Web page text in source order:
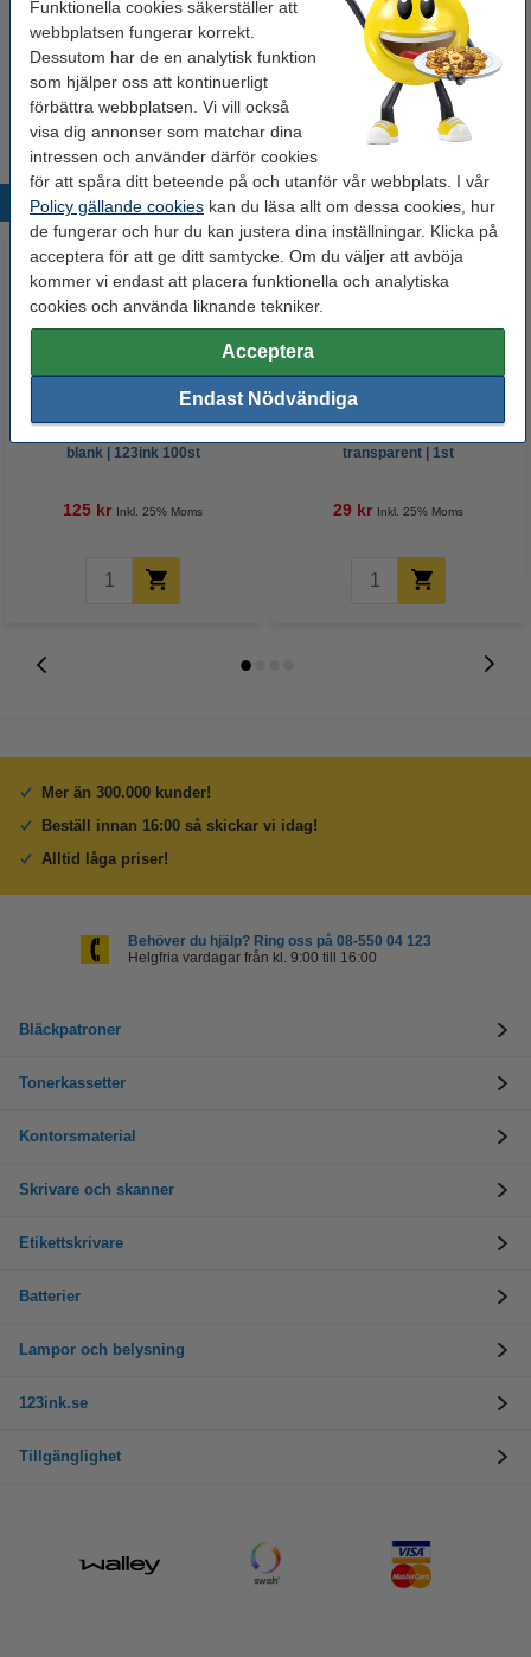
Funktionella cookies säkerställer att
webbplatsen fungerar korrekt.
Dessutom har de en analytisk funktion
som hjälper oss att kontinuerligt
förbättra webbplatsen. Vi vill också
visa dig annonser som matchar dina
intressen och använder därför cookies
för att spåra ditt beteende på och utanför vår webbplats. I vår
Policy gällande cookies kan du läsa allt om dessa cookies, hur
de fungerar och hur du kan justera dina inställningar. Klicka på
acceptera för att ge ditt samtycke. Om du väljer att avböja
kommer vi endast att placera funktionella och analytiska
cookies och använda liknande tekniker.
Acceptera
Endast Nödvändiga
Glöm inte att beställa!
Sax 160mm | 123ink
32 kr
Populära produkter
Lamineringsfickor A4 80 mik. |
blank | 123ink 100st
125 kr Inkl. 25% Moms
Packtejp 50mm x 66m | 123ink |
transparent | 1st
29 kr Inkl. 25% Moms
Mer än 300.000 kunder!
Beställ innan 16:00 så skickar vi idag!
Alltid låga priser!
Behöver du hjälp? Ring oss på 08-550 04 123
Helgfria vardagar från kl. 9:00 till 16:00
Bläckpatroner
Tonerkassetter
Kontorsmaterial
Skrivare och skanner
Etikettskrivare
Batterier
Lampor och belysning
123ink.se
Tillgänglighet